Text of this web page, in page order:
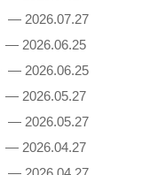
— 2026.07.27
— 2026.06.25
— 2026.06.25
— 2026.05.27
— 2026.05.27
— 2026.04.27